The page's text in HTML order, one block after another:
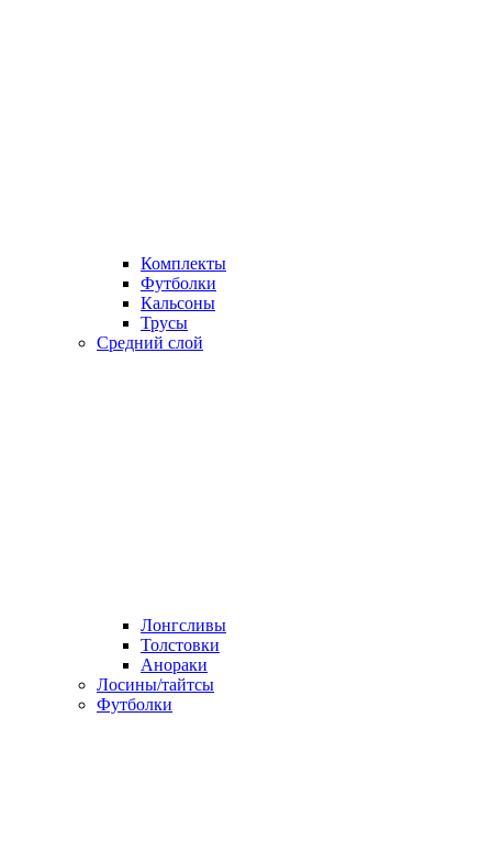
Комплекты
Футболки
Кальсоны
Трусы
Средний слой
Лонгсливы
Толстовки
Анораки
Лосины/тайтсы
Футболки